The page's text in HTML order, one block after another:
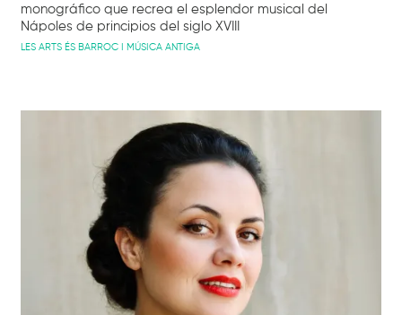
monográfico que recrea el esplendor musical del
Nápoles de principios del siglo XVIII
LES ARTS ÉS BARROC I MÚSICA ANTIGA